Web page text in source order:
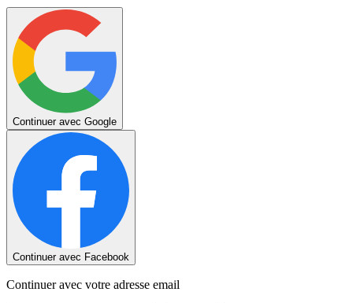
Continuer avec Google
Continuer avec Facebook
Continuer avec votre adresse email